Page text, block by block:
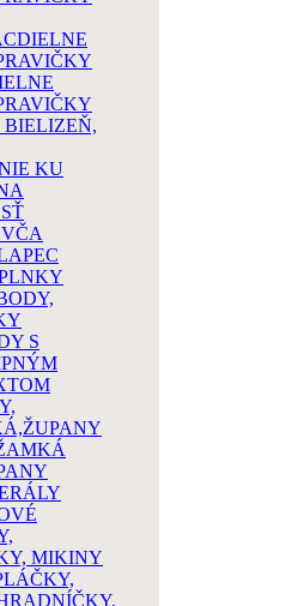
BIELIZEŇ,
KU
S
MIKINY